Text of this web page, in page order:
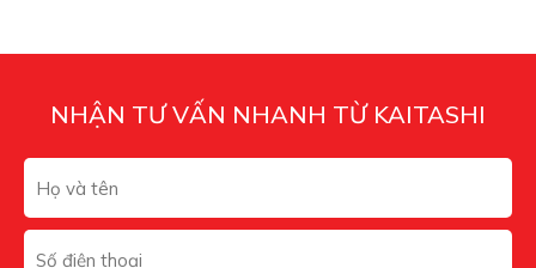
NHẬN TƯ VẤN NHANH TỪ KAITASHI